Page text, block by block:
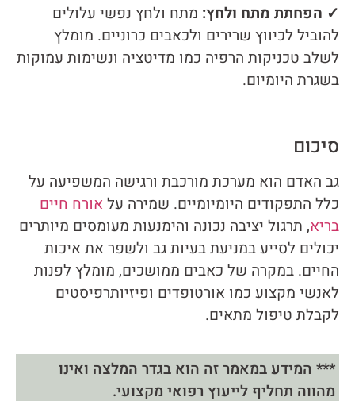
✓ הפחתת מתח ולחץ: מתח ולחץ נפשי עלולים
להוביל לכיווץ שרירים ולכאבים כרוניים. מומלץ
לשלב טכניקות הרפיה כמו מדיטציה ונשימות עמוקות
בשגרת היומיום.
סיכום
גב האדם הוא מערכת מורכבת ורגישה המשפיעה על
כלל התפקודים היומיומיים. שמירה על אורח חיים
בריא, תרגול יציבה נכונה והימנעות מעומסים מיותרים
יכולים לסייע במניעת בעיות גב ולשפר את איכות
החיים. במקרה של כאבים ממושכים, מומלץ לפנות
לאנשי מקצוע כמו אורטופדים ופיזיותרפיסטים
לקבלת טיפול מתאים.
*** המידע במאמר זה הוא בגדר המלצה ואינו
מהווה תחליף לייעוץ רפואי מקצועי.